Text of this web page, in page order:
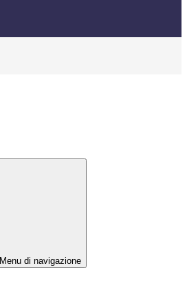
Menu di navigazione